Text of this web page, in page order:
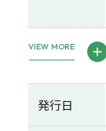
VIEW MORE
発行日